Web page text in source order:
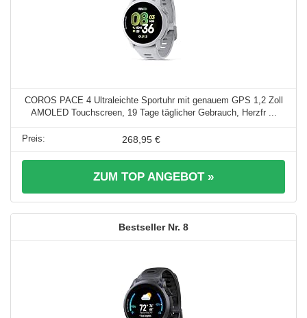
COROS PACE 4 Ultraleichte Sportuhr mit genauem GPS 1,2 Zoll
AMOLED Touchscreen, 19 Tage täglicher Gebrauch, Herzfr ...
268,95 €
ZUM TOP ANGEBOT »
8